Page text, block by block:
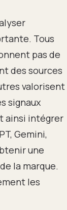
Tous
pas de
des sources
valorisent
signaux
ainsi intégrer
Gemini,
une
la marque.
les